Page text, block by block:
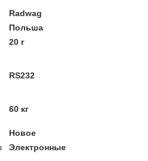
Radwag
Польша
20 г
RS232
60 кг
Новое
Электронные